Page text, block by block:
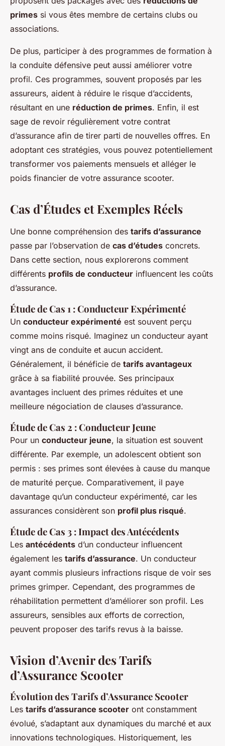
primes si vous êtes membre de certains clubs ou
associations.
De plus, participer à des programmes de formation à
la conduite défensive peut aussi améliorer votre
profil. Ces programmes, souvent proposés par les
assureurs, aident à réduire le risque d’accidents,
résultant en une réduction de primes. Enfin, il est
sage de revoir régulièrement votre contrat
d’assurance afin de tirer parti de nouvelles offres. En
adoptant ces stratégies, vous pouvez potentiellement
transformer vos paiements mensuels et alléger le
poids financier de votre assurance scooter.
Cas d’Études et Exemples Réels
Une bonne compréhension des tarifs d’assurance
passe par l’observation de cas d’études concrets.
Dans cette section, nous explorerons comment
différents profils de conducteur influencent les coûts
d’assurance.
Étude de Cas 1 : Conducteur Expérimenté
Un conducteur expérimenté est souvent perçu
comme moins risqué. Imaginez un conducteur ayant
vingt ans de conduite et aucun accident.
Généralement, il bénéficie de tarifs avantageux
grâce à sa fiabilité prouvée. Ses principaux
avantages incluent des primes réduites et une
meilleure négociation de clauses d’assurance.
Étude de Cas 2 : Conducteur Jeune
Pour un conducteur jeune, la situation est souvent
différente. Par exemple, un adolescent obtient son
permis : ses primes sont élevées à cause du manque
de maturité perçue. Comparativement, il paye
davantage qu’un conducteur expérimenté, car les
assurances considèrent son profil plus risqué.
Étude de Cas 3 : Impact des Antécédents
Les antécédents d’un conducteur influencent
également les tarifs d’assurance. Un conducteur
ayant commis plusieurs infractions risque de voir ses
primes grimper. Cependant, des programmes de
réhabilitation permettent d’améliorer son profil. Les
assureurs, sensibles aux efforts de correction,
peuvent proposer des tarifs revus à la baisse.
Vision d’Avenir des Tarifs
d’Assurance Scooter
Évolution des Tarifs d’Assurance Scooter
Les tarifs d’assurance scooter ont constamment
évolué, s’adaptant aux dynamiques du marché et aux
innovations technologiques. Historiquement, les